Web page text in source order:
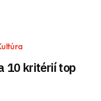
10 kritérií top